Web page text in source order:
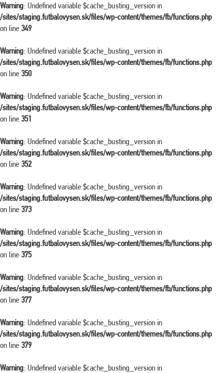
Warning: Undefined variable $cache_busting_version in
/sites/staging.futbalovysen.sk/files/wp-content/themes/fb/functions.php
on line 349
Warning: Undefined variable $cache_busting_version in
/sites/staging.futbalovysen.sk/files/wp-content/themes/fb/functions.php
on line 350
Warning: Undefined variable $cache_busting_version in
/sites/staging.futbalovysen.sk/files/wp-content/themes/fb/functions.php
on line 351
Warning: Undefined variable $cache_busting_version in
/sites/staging.futbalovysen.sk/files/wp-content/themes/fb/functions.php
on line 352
Warning: Undefined variable $cache_busting_version in
/sites/staging.futbalovysen.sk/files/wp-content/themes/fb/functions.php
on line 373
Warning: Undefined variable $cache_busting_version in
/sites/staging.futbalovysen.sk/files/wp-content/themes/fb/functions.php
on line 375
Warning: Undefined variable $cache_busting_version in
/sites/staging.futbalovysen.sk/files/wp-content/themes/fb/functions.php
on line 377
Warning: Undefined variable $cache_busting_version in
/sites/staging.futbalovysen.sk/files/wp-content/themes/fb/functions.php
on line 379
Warning: Undefined variable $cache_busting_version in